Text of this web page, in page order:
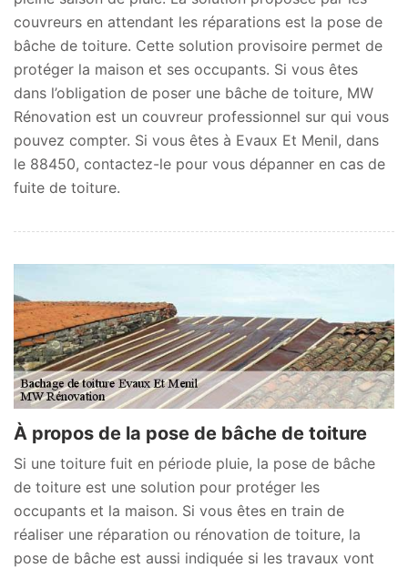
couvreurs en attendant les réparations est la pose de
bâche de toiture. Cette solution provisoire permet de
protéger la maison et ses occupants. Si vous êtes
dans l’obligation de poser une bâche de toiture, MW
Rénovation est un couvreur professionnel sur qui vous
pouvez compter. Si vous êtes à Evaux Et Menil, dans
le 88450, contactez-le pour vous dépanner en cas de
fuite de toiture.
À propos de la pose de bâche de toiture
Si une toiture fuit en période pluie, la pose de bâche
de toiture est une solution pour protéger les
occupants et la maison. Si vous êtes en train de
réaliser une réparation ou rénovation de toiture, la
pose de bâche est aussi indiquée si les travaux vont